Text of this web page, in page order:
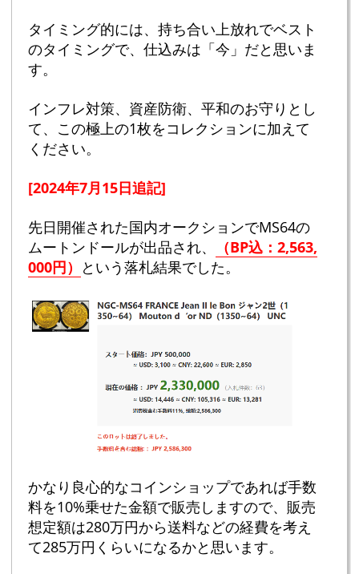
タイミング的には、持ち合い上放れでベスト
のタイミングで、仕込みは「今」だと思いま
す。
インフレ対策、資産防衛、平和のお守りとし
て、この極上の1枚をコレクションに加えて
ください。
[2024年7月15日追記]
先日開催された国内オークションでMS64の
ムートンドールが出品され、
（BP込：2,563,
000円） という落札結果でした。
かなり良心的なコインショップであれば手数
料を10%乗せた金額で販売しますので、販売
想定額は280万円から送料などの経費を考え
て285万円くらいになるかと思います。